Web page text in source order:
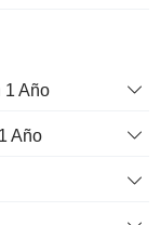
1 Año
Año